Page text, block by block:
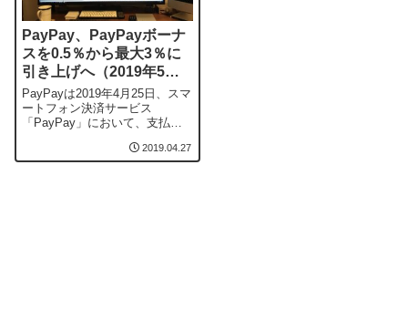
PayPay、PayPayボーナ
スを0.5％から最大3％に
引き上げへ（2019年5月8
日〜）
PayPayは2019年4月25日、スマ
ートフォン決済サービス
「PayPay」において、支払い
「PayPayボーナス」付与率
を、2019年5月8日より従来の
2019.04.27